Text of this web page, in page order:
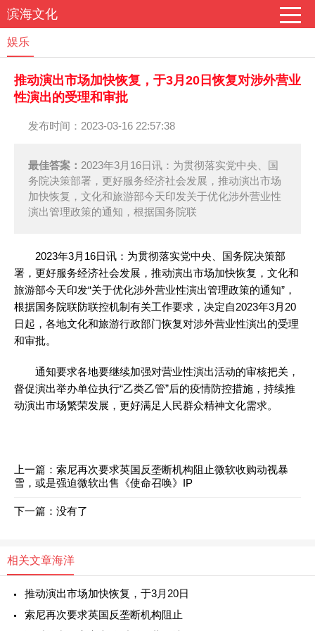
滨海文化
娱乐
推动演出市场加快恢复，于3月20日恢复对涉外营业
性演出的受理和审批
发布时间：2023-03-16 22:57:38
最佳答案： 2023年3月16日讯：为贯彻落实党中央、国
务院决策部署，更好服务经济社会发展，推动演出市场
加快恢复，文化和旅游部今天印发关于优化涉外营业性
演出管理政策的通知，根据国务院联
2023年3月16日讯：为贯彻落实党中央、国务院决策部
署，更好服务经济社会发展，推动演出市场加快恢复，文化和
旅游部今天印发“关于优化涉外营业性演出管理政策的通知”，
根据国务院联防联控机制有关工作要求，决定自2023年3月20
日起，各地文化和旅游行政部门恢复对涉外营业性演出的受理
和审批。
通知要求各地要继续加强对营业性演出活动的审核把关，
督促演出举办单位执行“乙类乙管”后的疫情防控措施，持续推
动演出市场繁荣发展，更好满足人民群众精神文化需求。
上一篇： 索尼再次要求英国反垄断机构阻止微软收购动视暴
雪，或是强迫微软出售《使命召唤》IP
下一篇：没有了
相关文章海洋
推动演出市场加快恢复，于3月20日
索尼再次要求英国反垄断机构阻止